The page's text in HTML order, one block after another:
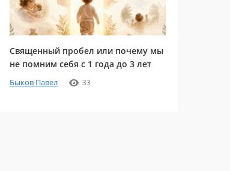
Священный пробел или почему мы
не помним себя с 1 года до 3 лет
Быков Павел 33